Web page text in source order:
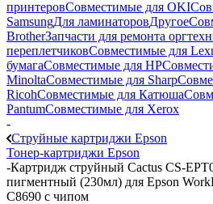
принтеровСовместимые для OKI
SamsungДля ламинаторовДругое
BrotherЗапчасти для ремонта
переплетчиковСовместимые для
бумагаСовместимые для HP
MinoltaСовместимые для Sharp
RicohСовместимые для Катюша
PantumСовместимые для Xerox
-
Струйные картриджи Epson
Тонер-картриджи Epson
-Картридж струйный Cactus CS-
пигментный (230мл) для Epson
C8690 с чипом